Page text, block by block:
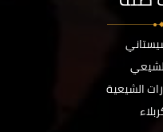
الشيعية